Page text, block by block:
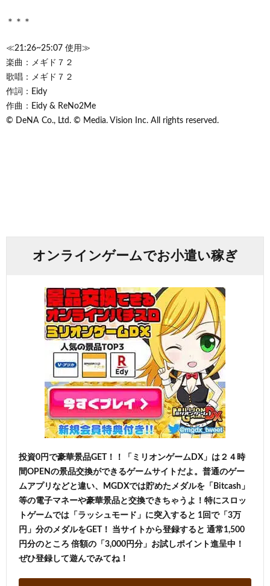
＊＊＊
≪21:26~25:07 使用≫
楽曲：メギド７２
歌唱：メギド７２
作詞：Eidy
作曲：Eidy & ReNo2Me
© DeNA Co., Ltd. © Media. Vision Inc. All rights reserved.
オンラインゲームでお小遣い稼ぎ
投資0円で豪華景品GET！！「ミリオンゲームDX」は２４時
間OPENの景品交換ができるゲームサイトだよ。普通のゲー
ムアプリなどと違い、MGDXでは貯めたメダルを「Bitcash」
等の電子マネーや豪華景品と交換できちゃうよ！特にスロッ
トゲームでは「ラッシュモード」に突入すると 1回で「3万
円」分のメダルをGET！ 当サイトから登録すると 通常1,500
円分のところ 倍額の「3,000円分」お試しポイント進呈中！
ぜひ登録して遊んでみてね！